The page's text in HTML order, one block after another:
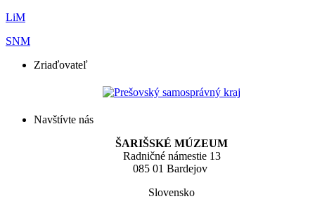
LiM
SNM
Zriaďovateľ
Navštívte nás
ŠARIŠSKÉ MÚZEUM
Radničné námestie 13
085 01 Bardejov
Slovensko